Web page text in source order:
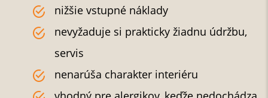
nižšie vstupné náklady
nevyžaduje si prakticky žiadnu údržbu,
servis
nenarúša charakter interiéru